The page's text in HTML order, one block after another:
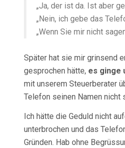
„Ja, der ist da. Ist aber
„Nein, ich gebe das
„Wenn Sie mir nicht
Später hat sie mir grinsend
gesprochen hätte, es ginge
mit unserem Steuerberater
Telefon seinen Namen nicht
Ich hätte die Geduld nicht
unterbrochen und das
Gründen. Hab ohne